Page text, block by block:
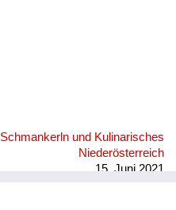
Schmankerln und Kulinarisches
Niederösterreich
15. Juni 2021